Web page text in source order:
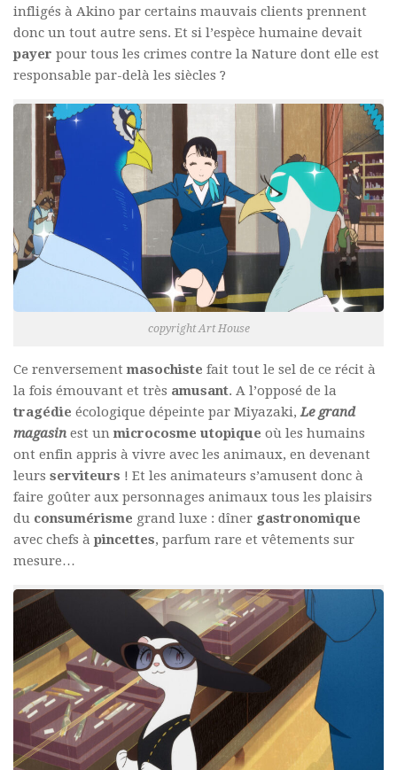
infligés à Akino par certains mauvais clients prennent
donc un tout autre sens. Et si l’espèce humaine devait
payer pour tous les crimes contre la Nature dont elle est
responsable par-delà les siècles ?
copyright Art House
Ce renversementmasochiste fait tout le sel de ce récit à
la fois émouvant et très amusant. A l’opposé de la
tragédie écologique dépeinte par Miyazaki,Le grand
magasin est unmicrocosme utopique où les humains
ont enfin appris à vivre avec les animaux, en devenant
leurs serviteurs ! Et les animateurs s’amusent donc à
faire goûter aux personnages animaux tous les plaisirs
du consumérisme grand luxe : dîner gastronomique
avec chefs à pincettes, parfum rare et vêtements sur
mesure…